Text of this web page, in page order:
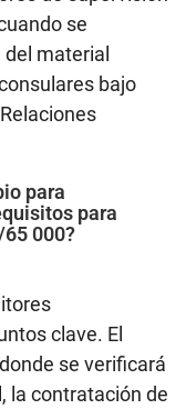
se
del material
bajo
para
para
000?
clave. El
se verificará
la contratación de